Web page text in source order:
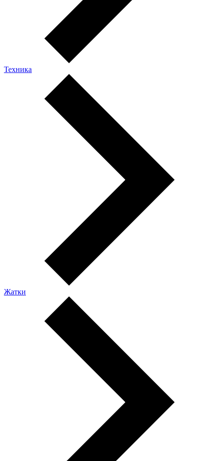
Техника
Жатки